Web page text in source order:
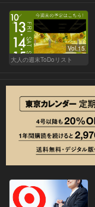
Vol.15
大人の週末ToDoリスト